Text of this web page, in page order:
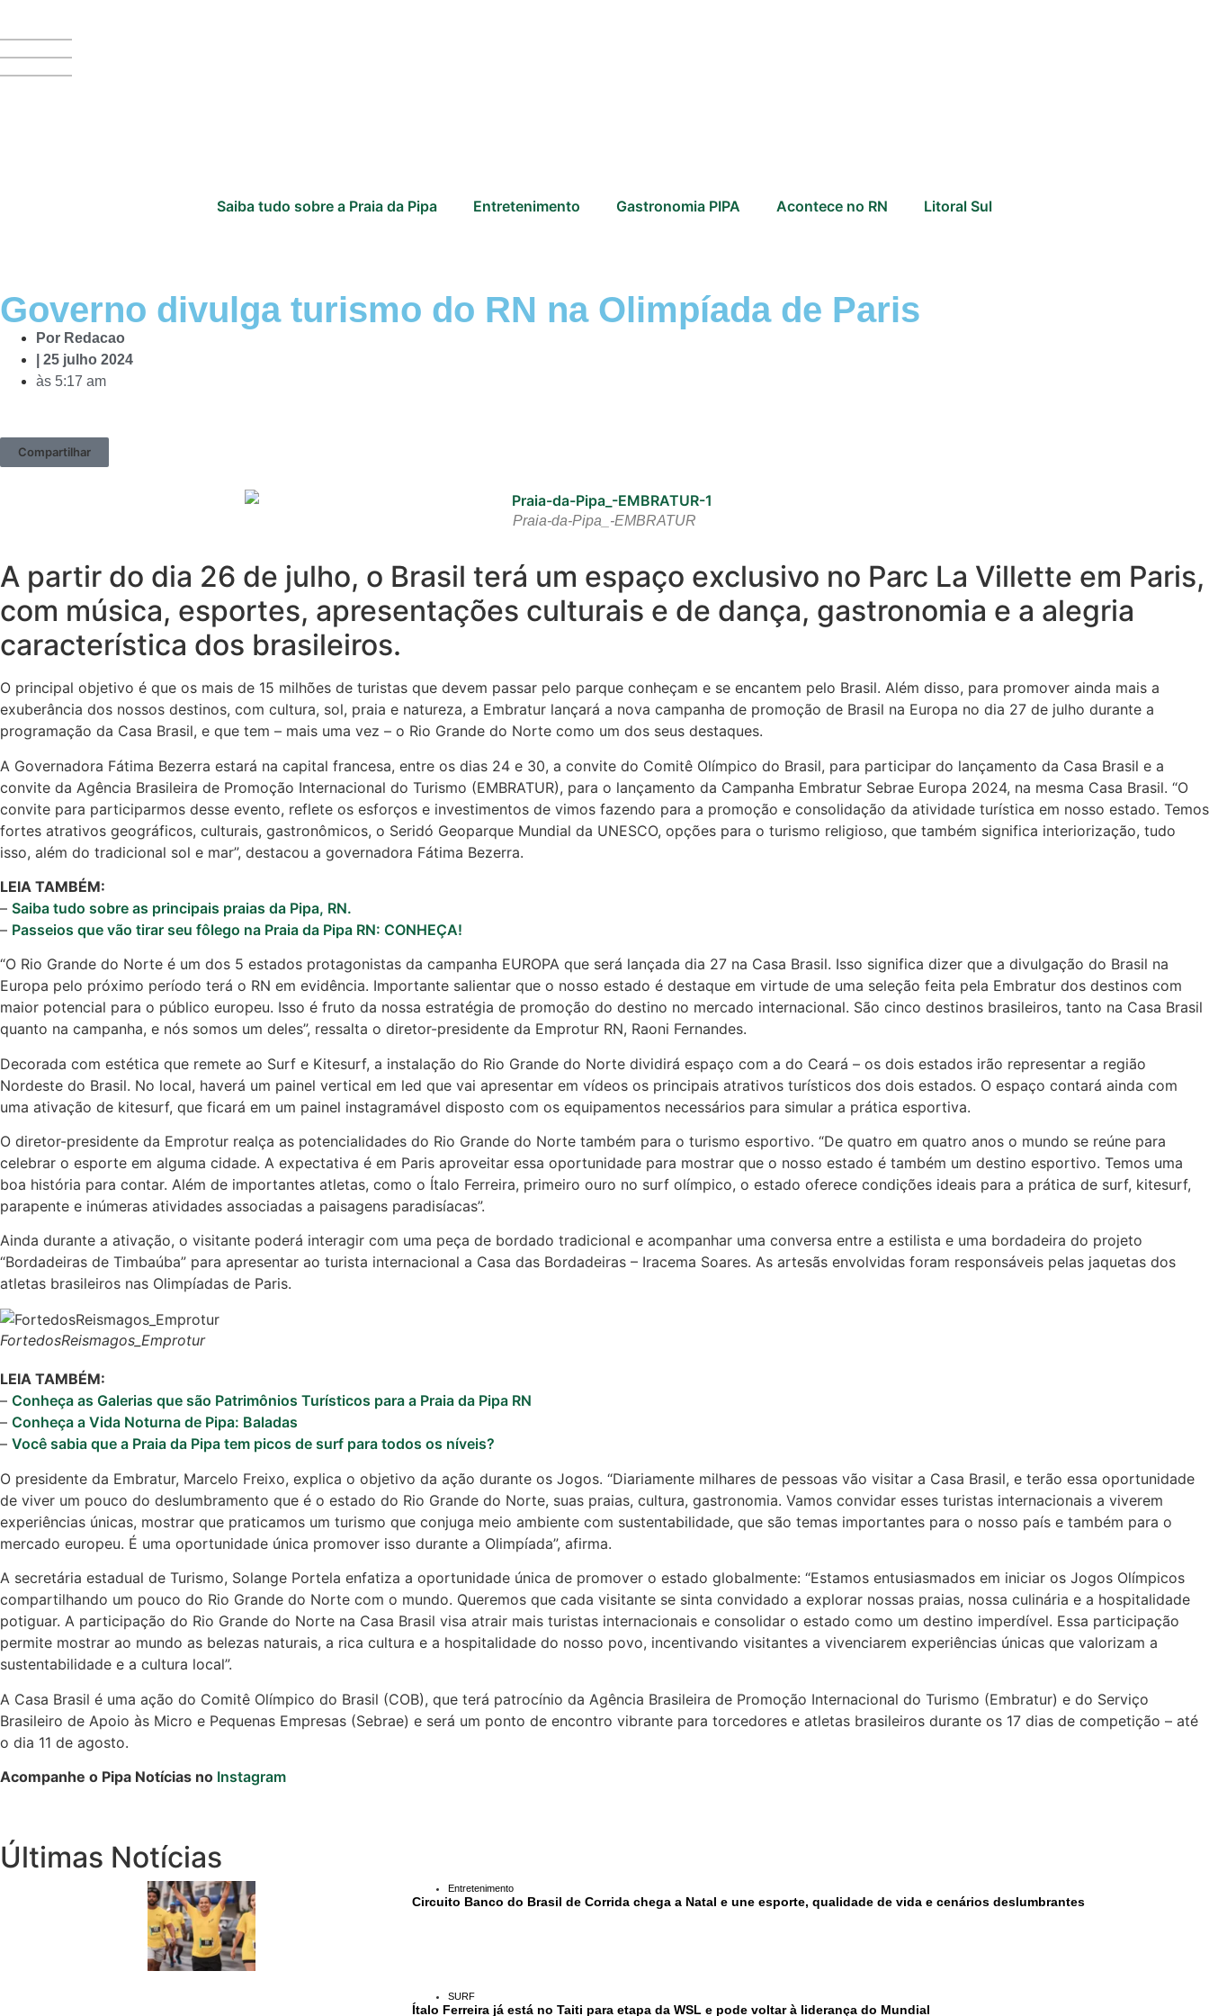
Cotidiano
Acontece no
RN
Entretenimento
Saiba tudo sobre a Praia da Pipa Entretenimento Gastronomia PIPA Acontece no RN Litoral Sul
Governo divulga turismo do RN na Olimpíada de Paris
Por Redacao
25 julho 2024
às 5:17 am
Compartilhar
Praia-da-Pipa_-EMBRATUR
A partir do dia 26 de julho, o Brasil terá um espaço exclusivo no Parc La Villette em Paris,
com música, esportes, apresentações culturais e de dança, gastronomia e a alegria
característica dos brasileiros.
O principal objetivo é que os mais de 15 milhões de turistas que devem passar pelo parque conheçam e se encantem pelo Brasil. Além disso, para promover ainda mais a
exuberância dos nossos destinos, com cultura, sol, praia e natureza, a Embratur lançará a nova campanha de promoção de Brasil na Europa no dia 27 de julho durante a
programação da Casa Brasil, e que tem – mais uma vez – o Rio Grande do Norte como um dos seus destaques.
A Governadora Fátima Bezerra estará na capital francesa, entre os dias 24 e 30, a convite do Comitê Olímpico do Brasil, para participar do lançamento da Casa Brasil e a
convite da Agência Brasileira de Promoção Internacional do Turismo (EMBRATUR), para o lançamento da Campanha Embratur Sebrae Europa 2024, na mesma Casa Brasil. “O
convite para participarmos desse evento, reflete os esforços e investimentos de vimos fazendo para a promoção e consolidação da atividade turística em nosso estado. Temos
fortes atrativos geográficos, culturais, gastronômicos, o Seridó Geoparque Mundial da UNESCO, opções para o turismo religioso, que também significa interiorização, tudo
isso, além do tradicional sol e mar”, destacou a governadora Fátima Bezerra.
LEIA TAMBÉM:
– Saiba tudo sobre as principais praias da Pipa, RN.
– Passeios que vão tirar seu fôlego na Praia da Pipa RN: CONHEÇA!
“O Rio Grande do Norte é um dos 5 estados protagonistas da campanha EUROPA que será lançada dia 27 na Casa Brasil. Isso significa dizer que a divulgação do Brasil na
Europa pelo próximo período terá o RN em evidência. Importante salientar que o nosso estado é destaque em virtude de uma seleção feita pela Embratur dos destinos com
maior potencial para o público europeu. Isso é fruto da nossa estratégia de promoção do destino no mercado internacional. São cinco destinos brasileiros, tanto na Casa Brasil
quanto na campanha, e nós somos um deles”, ressalta o diretor-presidente da Emprotur RN, Raoni Fernandes.
Decorada com estética que remete ao Surf e Kitesurf, a instalação do Rio Grande do Norte dividirá espaço com a do Ceará – os dois estados irão representar a região
Nordeste do Brasil. No local, haverá um painel vertical em led que vai apresentar em vídeos os principais atrativos turísticos dos dois estados. O espaço contará ainda com
uma ativação de kitesurf, que ficará em um painel instagramável disposto com os equipamentos necessários para simular a prática esportiva.
O diretor-presidente da Emprotur realça as potencialidades do Rio Grande do Norte também para o turismo esportivo. “De quatro em quatro anos o mundo se reúne para
celebrar o esporte em alguma cidade. A expectativa é em Paris aproveitar essa oportunidade para mostrar que o nosso estado é também um destino esportivo. Temos uma
boa história para contar. Além de importantes atletas, como o Ítalo Ferreira, primeiro ouro no surf olímpico, o estado oferece condições ideais para a prática de surf, kitesurf,
parapente e inúmeras atividades associadas a paisagens paradisíacas”.
Ainda durante a ativação, o visitante poderá interagir com uma peça de bordado tradicional e acompanhar uma conversa entre a estilista e uma bordadeira do projeto
“Bordadeiras de Timbaúba” para apresentar ao turista internacional a Casa das Bordadeiras – Iracema Soares. As artesãs envolvidas foram responsáveis pelas jaquetas dos
atletas brasileiros nas Olimpíadas de Paris.
FortedosReismagos_Emprotur
LEIA TAMBÉM:
– Conheça as Galerias que são Patrimônios Turísticos para a Praia da Pipa RN
– Conheça a Vida Noturna de Pipa: Baladas
– Você sabia que a Praia da Pipa tem picos de surf para todos os níveis?
O presidente da Embratur, Marcelo Freixo, explica o objetivo da ação durante os Jogos. “Diariamente milhares de pessoas vão visitar a Casa Brasil, e terão essa oportunidade
de viver um pouco do deslumbramento que é o estado do Rio Grande do Norte, suas praias, cultura, gastronomia. Vamos convidar esses turistas internacionais a viverem
experiências únicas, mostrar que praticamos um turismo que conjuga meio ambiente com sustentabilidade, que são temas importantes para o nosso país e também para o
mercado europeu. É uma oportunidade única promover isso durante a Olimpíada”, afirma.
A secretária estadual de Turismo, Solange Portela enfatiza a oportunidade única de promover o estado globalmente: “Estamos entusiasmados em iniciar os Jogos Olímpicos
compartilhando um pouco do Rio Grande do Norte com o mundo. Queremos que cada visitante se sinta convidado a explorar nossas praias, nossa culinária e a hospitalidade
potiguar. A participação do Rio Grande do Norte na Casa Brasil visa atrair mais turistas internacionais e consolidar o estado como um destino imperdível. Essa participação
permite mostrar ao mundo as belezas naturais, a rica cultura e a hospitalidade do nosso povo, incentivando visitantes a vivenciarem experiências únicas que valorizam a
sustentabilidade e a cultura local”.
A Casa Brasil é uma ação do Comitê Olímpico do Brasil (COB), que terá patrocínio da Agência Brasileira de Promoção Internacional do Turismo (Embratur) e do Serviço
Brasileiro de Apoio às Micro e Pequenas Empresas (Sebrae) e será um ponto de encontro vibrante para torcedores e atletas brasileiros durante os 17 dias de competição – até
o dia 11 de agosto.
Acompanhe o Pipa Notícias no Instagram
Últimas Notícias
Entretenimento
Circuito Banco do Brasil de Corrida chega a Natal e une esporte, qualidade de vida e cenários deslumbrantes
SURF
Ítalo Ferreira já está no Taiti para etapa da WSL e pode voltar à liderança do Mundial